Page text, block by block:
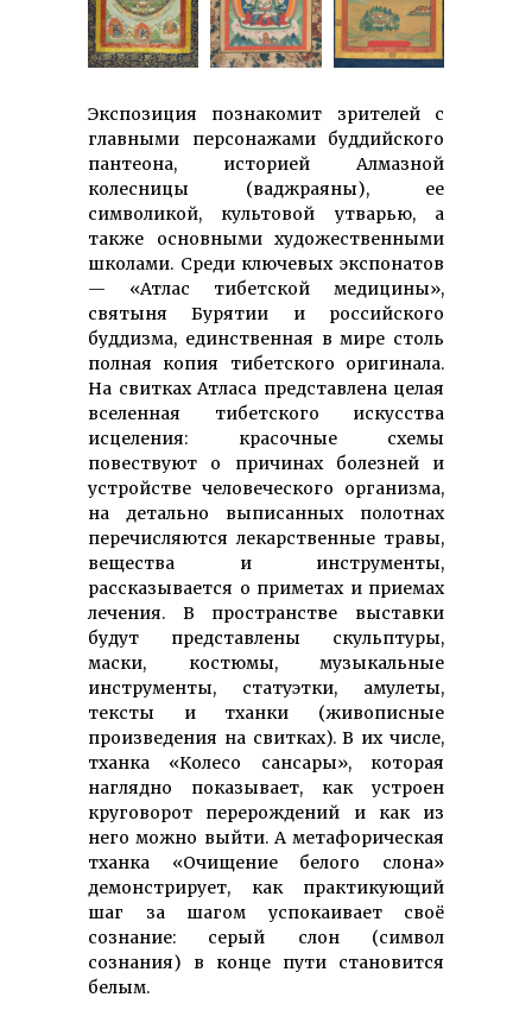
Экспозиция познакомит зрителей с
главными персонажами буддийского
пантеона, историей Алмазной
колесницы (ваджраяны), ее
символикой, культовой утварью, а
также основными художественными
школами. Среди ключевых экспонатов
— «Атлас тибетской медицины»,
святыня Бурятии и российского
буддизма, единственная в мире столь
полная копия тибетского оригинала.
На свитках Атласа представлена целая
вселенная тибетского искусства
исцеления: красочные схемы
повествуют о причинах болезней и
устройстве человеческого организма,
на детально выписанных полотнах
перечисляются лекарственные травы,
вещества и инструменты,
рассказывается о приметах и приемах
лечения. В пространстве выставки
будут представлены скульптуры,
маски, костюмы, музыкальные
инструменты, статуэтки, амулеты,
тексты и тханки (живописные
произведения на свитках). В их числе,
тханка «Колесо сансары», которая
наглядно показывает, как устроен
круговорот перерождений и как из
него можно выйти. А метафорическая
тханка «Очищение белого слона»
демонстрирует, как практикующий
шаг за шагом успокаивает своё
сознание: серый слон (символ
сознания) в конце пути становится
белым.